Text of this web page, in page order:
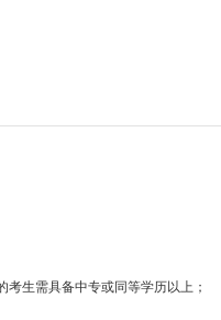
生需具备中专或同等学历以上；